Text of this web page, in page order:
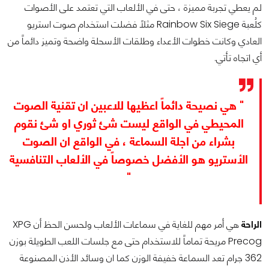
لم يعطي تجربة مميزة ، حتى في الألعاب التي تعتمد على الأصوات
كلُعبة Rainbow Six Siege مثلاً فضلت استخدام صوت استريو
العادي وكانت خطوات الأعداء وطلقات الأسحلة واضحة وتميز دائماً من
أي اتجاه تأتي.
" هي نصيحة دائماً اعظيها للاعبين ان تقنية الصوت
المحيطي في الواقع ليست شئ ثوري او شئ نقوم
بشراء من اجلة السماعة ، في الواقع ان الصوت
الأستريو هو الأفضل خصوصاً في الألعاب التنافسية
"
الراحة
هي أمر مهم للغاية في سماعات الألعاب ولحسن الحظ أن XPG
Precog مريحة تماماً للاستخدام حتى مع جلسات اللعب الطويلة بوزن
362 جرام تعد السماعة خفيفة الوزن كما ان وسائد الأذن المصنوعة